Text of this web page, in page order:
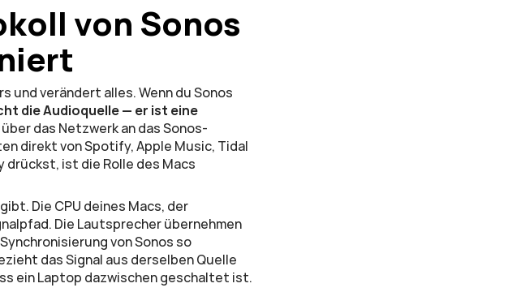
von Sonos
und verändert alles. Wenn du Sonos
die Audioquelle — er ist eine
das Netzwerk an das Sonos-
direkt von Spotify, Apple Music, Tidal
drückst, ist die Rolle des Macs
Die CPU deines Macs, der
Die Lautsprecher übernehmen
von Sonos so
das Signal aus derselben Quelle
ein Laptop dazwischen geschaltet ist.